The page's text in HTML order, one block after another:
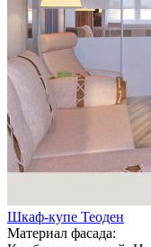
Шкаф-купе Теоден
Материал фасада: